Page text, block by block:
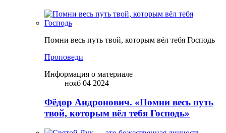
Помни весь путь твой, которым вёл тебя Господь
Проповеди
Информация о материале
нояб 04 2024
Фёдор Андронович. «Помни весь путь
твой, которым вёл тебя Господь»